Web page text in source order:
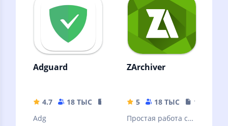
Adguard
4.7 18 ТЫС
35.63 MB
Adg
ZArchiver
5 18 ТЫС
10.32 MB
Простая работа с